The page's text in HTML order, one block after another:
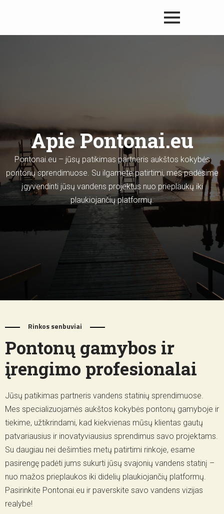
Apie Pontonai.eu
Pontonai.eu – jūsų patikimas partneris aukštos kokybės
pontonų sprendimuose. Su ilgamete patirtimi, mes padėsime
įgyvendinti jūsų vandens projektus nuo prieplaukų iki
plaukiojančių platformų.
Rinkos senbuviai
Pontonų gamybos ir
įrengimo profesionalai
Jūsų patikimas partneris vandens statinių sprendimuose.
Mes specializuojamės aukštos kokybės pontonų gamyboje ir
tiekime, užtikrindami, kad kiekvienas mūsų klientas gautų
patvariausius ir inovatyviausius sprendimus savo projektams.
Su daugiau nei dešimties metų patirtimi rinkoje, esame
pasirengę padėti jums sukurti jūsų svajonių vandens statinį –
nuo mažos prieplaukos iki didelių plaukiojančių platformų.
Pasirinkite Pontonai.eu ir paverskite savo vandens vizijas
realybe!